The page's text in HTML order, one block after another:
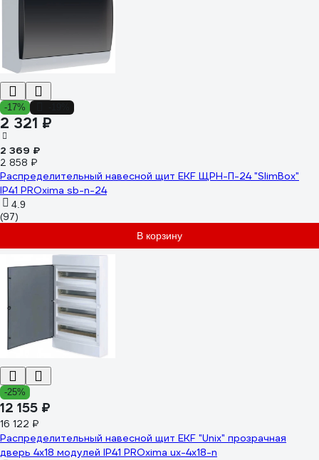
-17%
2 321 ₽
2 369 ₽
2 858 ₽
Распределительный навесной щит EKF ЩРН-П-24 "SlimBox"
IP41 PROxima sb-n-24
4.9
(97)
В корзину
-25%
12 155 ₽
16 122 ₽
Распределительный навесной щит EKF "Unix" прозрачная
дверь 4х18 модулей IP41 PROxima ux-4x18-n